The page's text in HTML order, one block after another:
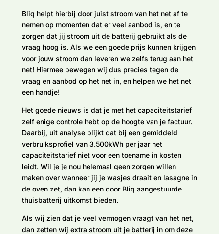
Bliq helpt hierbij door juist stroom van het net af te
nemen op momenten dat er veel aanbod is, en te
zorgen dat jij stroom uit de batterij gebruikt als de
vraag hoog is. Als we een goede prijs kunnen krijgen
voor jouw stroom dan leveren we zelfs terug aan het
net! Hiermee bewegen wij dus precies tegen de
vraag en aanbod op het net in, en helpen we het net
een handje!
Het goede nieuws is dat je met het capaciteitstarief
zelf enige controle hebt op de hoogte van je factuur.
Daarbij, uit analyse blijkt dat bij een gemiddeld
verbruiksprofiel van 3.500kWh per jaar het
capaciteitstarief niet voor een toename in kosten
leidt. Wil je je nou helemaal geen zorgen willen
maken over wanneer jij je wasjes draait en lasagne in
de oven zet, dan kan een door Bliq aangestuurde
thuisbatterij uitkomst bieden.
Als wij zien dat je veel vermogen vraagt van het net,
dan zetten wij extra stroom uit je batterij in om deze